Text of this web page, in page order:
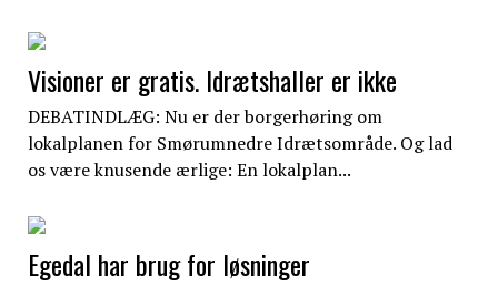
Visioner er gratis. Idrætshaller er ikke
DEBATINDLÆG: Nu er der borgerhøring om
lokalplanen for Smørumnedre Idrætsområde. Og lad
os være knusende ærlige: En lokalplan...
Egedal har brug for løsninger